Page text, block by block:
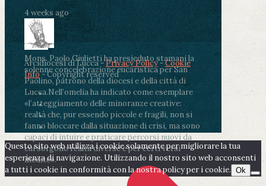
4 weeks ago
Mons. Paolo Giulietti ha presieduto stamani la
solenne concelebrazione eucaristica per San
Paolino, patrono della diocesi e della città di
Lucca.Nell’omelia ha indicato come esemplare
«l’atteggiamento delle minoranze creative:
realtà che, pur essendo piccole e fragili, non si
fanno bloccare dalla situazione di crisi, ma sono
capaci di intuire e praticare percorsi nuovi da
cui sorgono realtà diverse e per certi versi
inedite».
Arcidiocesi di Lucca -Privacy Policy-Cookie
Info- Copyright reserved
Questo sito web utilizza i cookie solamente per migliorare la tua
esperienza di navigazione. Utilizzando il nostro sito web acconsenti
a tutti i cookie in conformità con la nostra policy per i cookie. Ok